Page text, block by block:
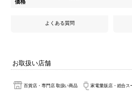
よくある質問
お取扱い店舗
百貨店・専門店 取扱い商品 家電量販店・総合ス